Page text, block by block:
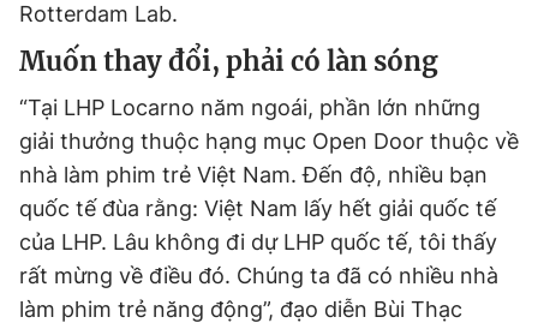
Rotterdam Lab.
Muốn thay đổi, phải có làn sóng
“Tại LHP Locarno năm ngoái, phần lớn những
giải thưởng thuộc hạng mục Open Door thuộc về
nhà làm phim trẻ Việt Nam. Đến độ, nhiều bạn
quốc tế đùa rằng: Việt Nam lấy hết giải quốc tế
của LHP. Lâu không đi dự LHP quốc tế, tôi thấy
rất mừng về điều đó. Chúng ta đã có nhiều nhà
làm phim trẻ năng động”, đạo diễn Bùi Thạc